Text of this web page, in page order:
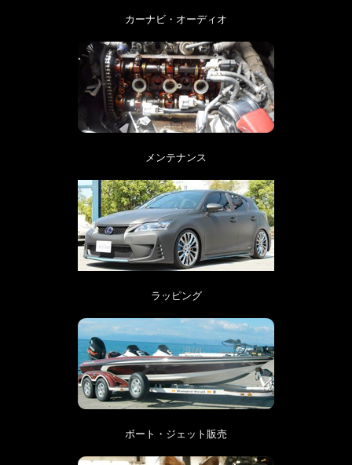
カーナビ・オーディオ
メンテナンス
ラッピング
ボート・ジェット販売